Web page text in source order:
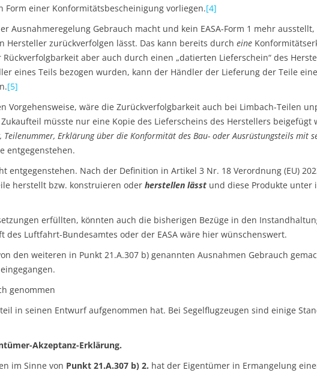
einer Konformitätsbescheinigung vorliegen.[4]
Ausnahmeregelung Gebrauch macht und kein EASA-Form 1 mehr
zurückverfolgen lässt. Das kann bereits durch eine
aber auch durch einen „datierten Lieferschein“ des
eines Teils bezogen wurden, kann der Händler der Lieferung der Teile
[5]
Vorgehensweise, wäre die Zurückverfolgbarkeit auch bei Limbach-Teilen
müsste nur eine Kopie des Lieferscheins des Herstellers beigefügt
Teilenummer, Erklärung über die Konformität des Bau- oder Ausrüstungsteils mit
entgegenstehen.
Nach der Definition in Artikel 3 Nr. 18 Verordnung (EU)
herstellt bzw. konstruieren oder herstellen lässt und diese Produkte unter
erfüllten, könnten auch die bisherigen Bezüge in den
Luftfahrt-Bundesamtes oder der EASA wäre hier wünschenswert.
den weiteren in Punkt 21.A.307 b) genannten Ausnahmen Gebrauch
genommen
in seinen Entwurf aufgenommen hat. Bei Segelflugzeugen sind einige
Akzeptanz-Erklärung.
im Sinne von Punkt 21.A.307 b) 2. hat der Eigentümer in Ermangelung